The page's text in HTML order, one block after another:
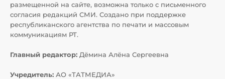
размещенной на сайте, возможна только с письменного
согласия редакций СМИ. Создано при поддержке
республиканского агентства по печати и массовым
коммуникациям РТ.
Главный редактор: Дёмина Алёна Сергеевна
Учредитель: АО «ТАТМЕДИА»